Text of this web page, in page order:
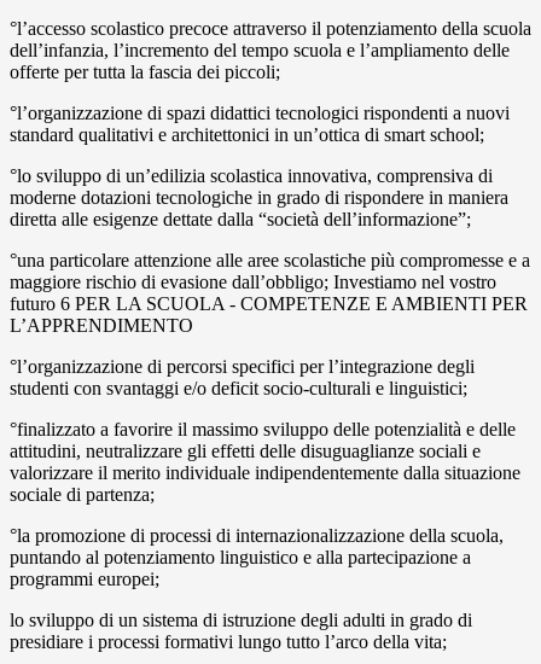
°l’accesso scolastico precoce attraverso il potenziamento della scuola
dell’infanzia, l’incremento del tempo scuola e l’ampliamento delle
offerte per tutta la fascia dei piccoli;
°l’organizzazione di spazi didattici tecnologici rispondenti a nuovi
standard qualitativi e architettonici in un’ottica di smart school;
°lo sviluppo di un’edilizia scolastica innovativa, comprensiva di
moderne dotazioni tecnologiche in grado di rispondere in maniera
diretta alle esigenze dettate dalla “società dell’informazione”;
°una particolare attenzione alle aree scolastiche più compromesse e a
maggiore rischio di evasione dall’obbligo; Investiamo nel vostro
futuro 6 PER LA SCUOLA - COMPETENZE E AMBIENTI PER
L’APPRENDIMENTO
°l’organizzazione di percorsi specifici per l’integrazione degli
studenti con svantaggi e/o deficit socio-culturali e linguistici;
°finalizzato a favorire il massimo sviluppo delle potenzialità e delle
attitudini, neutralizzare gli effetti delle disuguaglianze sociali e
valorizzare il merito individuale indipendentemente dalla situazione
sociale di partenza;
°la promozione di processi di internazionalizzazione della scuola,
puntando al potenziamento linguistico e alla partecipazione a
programmi europei;
lo sviluppo di un sistema di istruzione degli adulti in grado di
presidiare i processi formativi lungo tutto l’arco della vita;